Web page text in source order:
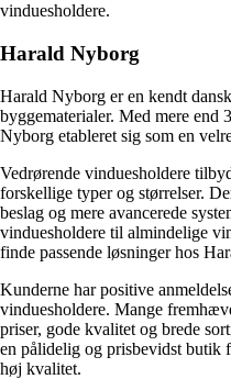
vinduesholdere.
Harald Nyborg
Harald Nyborg er en kendt
byggematerialer. Med mere end
Nyborg etableret sig som en
Vedrørende vinduesholdere
forskellige typer og størrelser.
beslag og mere avancerede
vinduesholdere til almindelige
finde passende løsninger hos
Kunderne har positive
vinduesholdere. Mange
priser, gode kvalitet og brede
en pålidelig og prisbevidst butik
høj kvalitet.